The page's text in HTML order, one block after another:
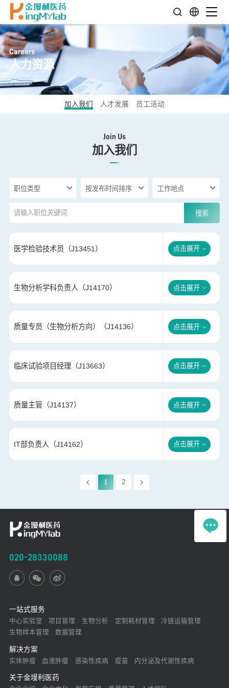
Careers
人力资源
加入我们 人才发展 员工活动
Join Us
加入我们
搜索
医学检验技术员（J13451） 点击展开
生物分析学科负责人（J14170） 点击展开
质量专员（生物分析方向）（J14136） 点击展开
临床试验项目经理（J13663） 点击展开
质量主管（J14137） 点击展开
IT部负责人（J14162） 点击展开
1 2
020-28330088
一站式服务
中心实验室 项目管理 生物分析 定制耗材管理
冷链运输管理
生物样本管理
数据管理
解决方案
实体肿瘤 血液肿瘤 感染性疾病 疫苗 内分泌及代谢性疾病
关于金墁利医药